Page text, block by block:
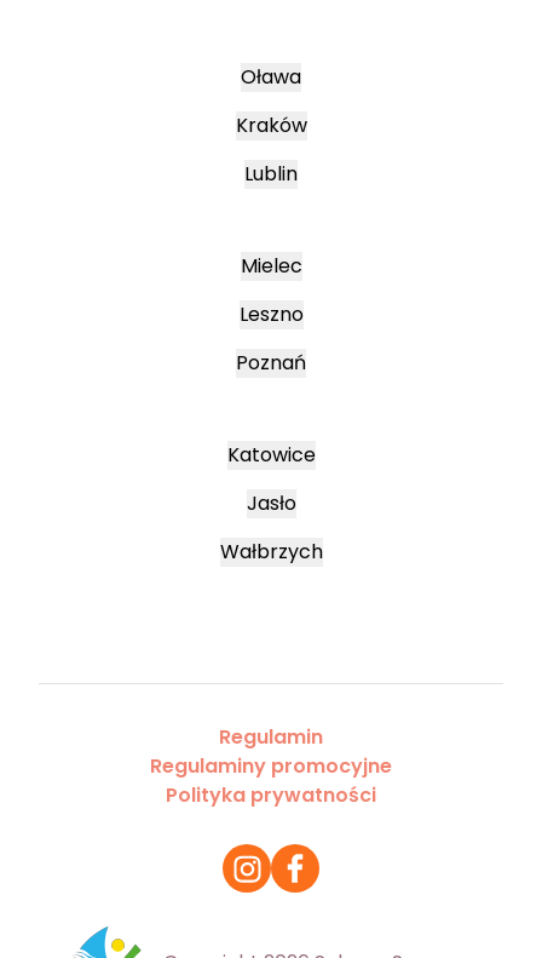
Oława
Kraków
Lublin
Mielec
Leszno
Poznań
Katowice
Jasło
Wałbrzych
Regulamin
Regulaminy promocyjne
Polityka prywatności